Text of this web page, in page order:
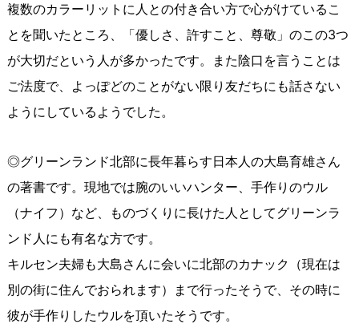
複数のカラーリットに人との付き合い方で心がけているこ
とを聞いたところ、「優しさ、許すこと、尊敬」のこの3つ
が大切だという人が多かったです。また陰口を言うことは
ご法度で、よっぽどのことがない限り友だちにも話さない
ようにしているようでした。
◎グリーンランド北部に長年暮らす日本人の大島育雄さん
の著書です。現地では腕のいいハンター、手作りのウル
（ナイフ）など、ものづくりに長けた人としてグリーンラ
ンド人にも有名な方です。
キルセン夫婦も大島さんに会いに北部のカナック（現在は
別の街に住んでおられます）まで行ったそうで、その時に
彼が手作りしたウルを頂いたそうです。